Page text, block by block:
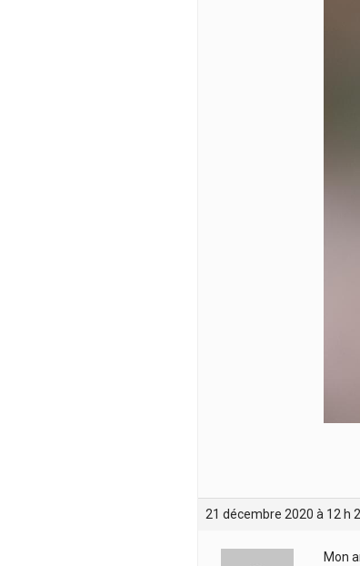
21 décembre 2020 à 12 h
Mon